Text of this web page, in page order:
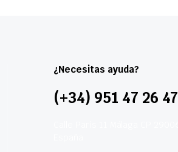
¿Necesitas ayuda?
(+34) 951 47 26 47